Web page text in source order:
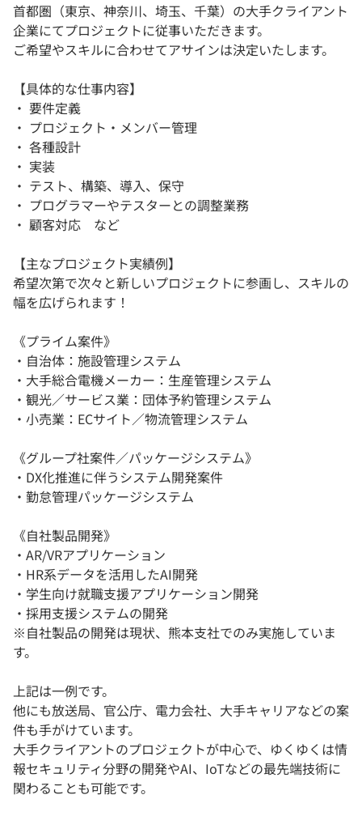
首都圏（東京、神奈川、埼玉、千葉）の大手クライアント
企業にてプロジェクトに従事いただきます。
ご希望やスキルに合わせてアサインは決定いたします。
【具体的な仕事内容】
・ 要件定義
・ プロジェクト・メンバー管理
・ 各種設計
・ 実装
・ テスト、構築、導入、保守
・ プログラマーやテスターとの調整業務
・ 顧客対応 など
【主なプロジェクト実績例】
希望次第で次々と新しいプロジェクトに参画し、スキルの
幅を広げられます！
《プライム案件》
・自治体：施設管理システム
・大手総合電機メーカー：生産管理システム
・観光／サービス業：団体予約管理システム
・小売業：ECサイト／物流管理システム
《グループ社案件／パッケージシステム》
・DX化推進に伴うシステム開発案件
・勤怠管理パッケージシステム
《自社製品開発》
・AR/VRアプリケーション
・HR系データを活用したAI開発
・学生向け就職支援アプリケーション開発
・採用支援システムの開発
※自社製品の開発は現状、熊本支社でのみ実施していま
す。
上記は一例です。
他にも放送局、官公庁、電力会社、大手キャリアなどの案
件も手がけています。
大手クライアントのプロジェクトが中心で、ゆくゆくは情
報セキュリティ分野の開発やAI、IoTなどの最先端技術に
関わることも可能です。